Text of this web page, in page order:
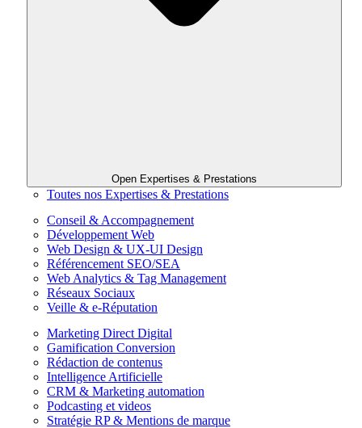
Open Expertises & Prestations
Toutes nos Expertises & Prestations
Conseil & Accompagnement
Développement Web
Web Design & UX-UI Design
Référencement SEO/SEA
Web Analytics & Tag Management
Réseaux Sociaux
Veille & e-Réputation
Marketing Direct Digital
Gamification Conversion
Rédaction de contenus
Intelligence Artificielle
CRM & Marketing automation
Podcasting et videos
Stratégie RP & Mentions de marque